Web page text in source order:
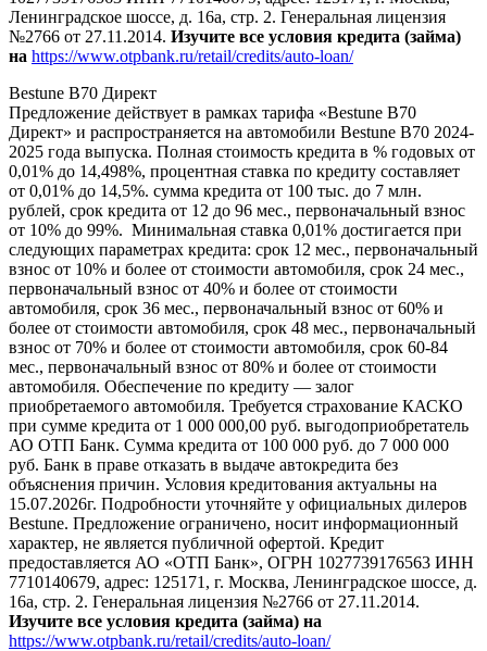
Ленинградское шоссе, д. 16а, стр. 2. Генеральная лицензия
№2766 от 27.11.2014. Изучите все условия кредита (займа)
на https://www.otpbank.ru/retail/credits/auto-loan/
Bestune B70 Директ
Предложение действует в рамках тарифа «Bestune B70
Директ» и распространяется на автомобили Bestune B70 2024-
2025 года выпуска. Полная стоимость кредита в % годовых от
0,01% до 14,498%, процентная ставка по кредиту составляет
от 0,01% до 14,5%. сумма кредита от 100 тыс. до 7 млн.
рублей, срок кредита от 12 до 96 мес., первоначальный взнос
от 10% до 99%. Минимальная ставка 0,01% достигается при
следующих параметрах кредита: срок 12 мес., первоначальный
взнос от 10% и более от стоимости автомобиля, срок 24 мес.,
первоначальный взнос от 40% и более от стоимости
автомобиля, срок 36 мес., первоначальный взнос от 60% и
более от стоимости автомобиля, срок 48 мес., первоначальный
взнос от 70% и более от стоимости автомобиля, срок 60-84
мес., первоначальный взнос от 80% и более от стоимости
автомобиля. Обеспечение по кредиту — залог
приобретаемого автомобиля. Требуется страхование КАСКО
при сумме кредита от 1 000 000,00 руб. выгодоприобретатель
АО ОТП Банк. Сумма кредита от 100 000 руб. до 7 000 000
руб. Банк в праве отказать в выдаче автокредита без
объяснения причин. Условия кредитования актуальны на
15.07.2026г. Подробности уточняйте у официальных дилеров
Bestune. Предложение ограничено, носит информационный
характер, не является публичной офертой. Кредит
предоставляется АО «ОТП Банк», ОГРН 1027739176563 ИНН
7710140679, адрес: 125171, г. Москва, Ленинградское шоссе, д.
16а, стр. 2. Генеральная лицензия №2766 от 27.11.2014.
Изучите все условия кредита (займа) на
https://www.otpbank.ru/retail/credits/auto-loan/